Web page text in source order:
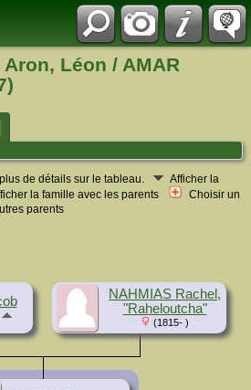
Léon / AMAR
de détails sur le tableau.
Afficher la
la famille avec les parents
Choisir un
parents
NAHMIAS Rachel,
"Raheloutcha"
(1815- )